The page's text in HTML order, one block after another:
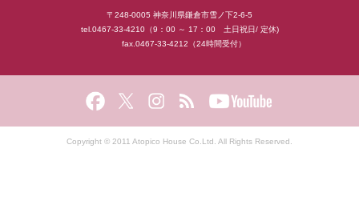
〒248-0005 神奈川県鎌倉市雪ノ下2-6-5
tel.0467-33-4210（9：00 ～ 17：00 土日祝日/ 定休)
fax.0467-33-4212（24時間受付）
Copyright © 2011 Atopico House Co.Ltd. All Rights Reserved.